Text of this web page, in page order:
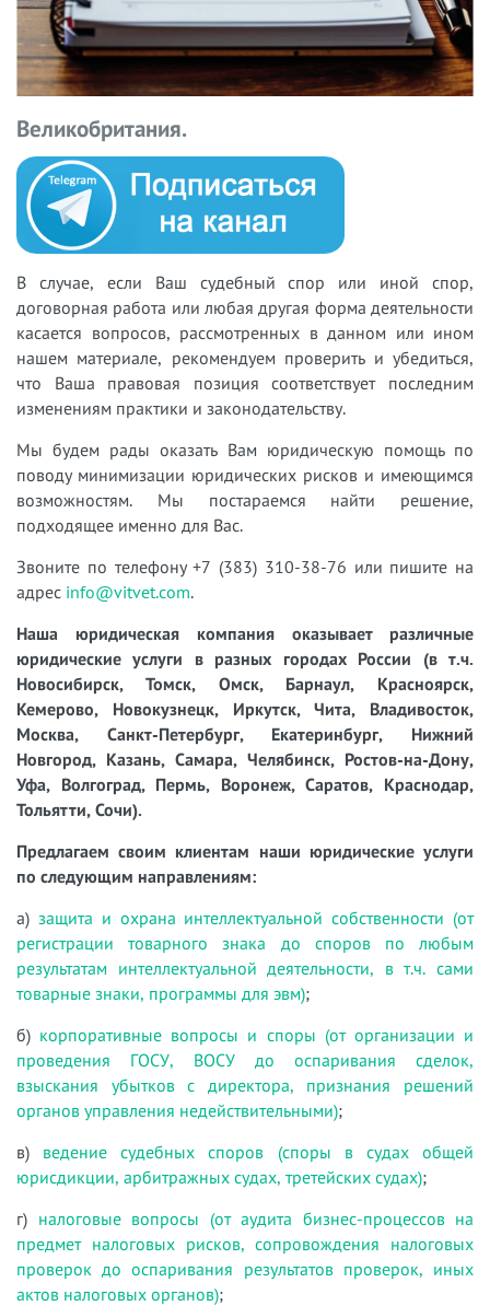
Великобритания.
В случае, если Ваш судебный спор или иной спор,
договорная работа или любая другая форма деятельности
касается вопросов, рассмотренных в данном или ином
нашем материале, рекомендуем проверить и убедиться,
что Ваша правовая позиция соответствует последним
изменениям практики и законодательству.
Мы будем рады оказать Вам юридическую помощь по
поводу минимизации юридических рисков и имеющимся
возможностям. Мы постараемся найти решение,
подходящее именно для Вас.
Звоните по телефону +7 (383) 310-38-76 или пишите на
адрес info@vitvet.com.
Наша юридическая компания оказывает различные
юридические услуги в разных городах России (в т.ч.
Новосибирск, Томск, Омск, Барнаул, Красноярск,
Кемерово, Новокузнецк, Иркутск, Чита, Владивосток,
Москва, Санкт-Петербург, Екатеринбург, Нижний
Новгород, Казань, Самара, Челябинск, Ростов-на-Дону,
Уфа, Волгоград, Пермь, Воронеж, Саратов, Краснодар,
Тольятти, Сочи).
Предлагаем своим клиентам наши юридические услуги
по следующим направлениям:
а) защита и охрана интеллектуальной собственности (от
регистрации товарного знака до споров по любым
результатам интеллектуальной деятельности, в т.ч. сами
товарные знаки, программы для эвм);
б) корпоративные вопросы и споры (от организации и
проведения ГОСУ, ВОСУ до оспаривания сделок,
взыскания убытков с директора, признания решений
органов управления недействительными);
в) ведение судебных споров (споры в судах общей
юрисдикции, арбитражных судах, третейских судах);
г) налоговые вопросы (от аудита бизнес-процессов на
предмет налоговых рисков, сопровождения налоговых
проверок до оспаривания результатов проверок, иных
актов налоговых органов);